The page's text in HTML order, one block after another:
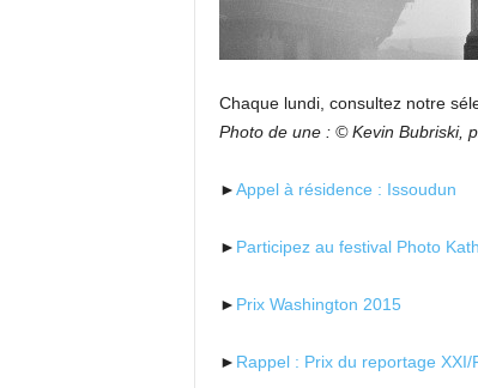
Chaque lundi, consultez notre
Photo de une : © Kevin Bubriski,
►Appel à résidence : Issoudun
► Participez au festival Photo
► Prix Washington 2015
► Rappel : Prix du reportage XXI/